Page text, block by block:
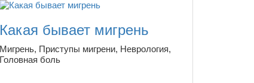
Какая бывает мигрень
Мигрень, Приступы мигрени, Неврология,
Головная боль